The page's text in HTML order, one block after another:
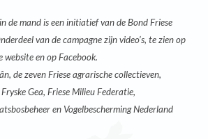
de mand is een initiatief van de Bond Friese
van de campagne zijn video’s, te zien op
website en op Facebook.
de zeven Friese agrarische collectieven,
Gea, Friese Milieu Federatie,
en Vogelbescherming Nederland